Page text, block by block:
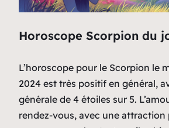
Horoscope Scorpion du
L’horoscope pour le Scorpion le
2024 est très positif en général,
générale de 4 étoiles sur 5.
rendez-vous, avec une attraction